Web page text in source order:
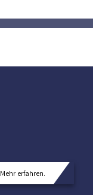
Mehr erfahren.